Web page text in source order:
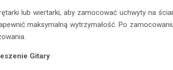
lub wiertarki, aby zamocować uchwyty na
maksymalną wytrzymałość. Po
Gitary